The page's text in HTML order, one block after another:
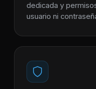
dedicada y
usuario ni